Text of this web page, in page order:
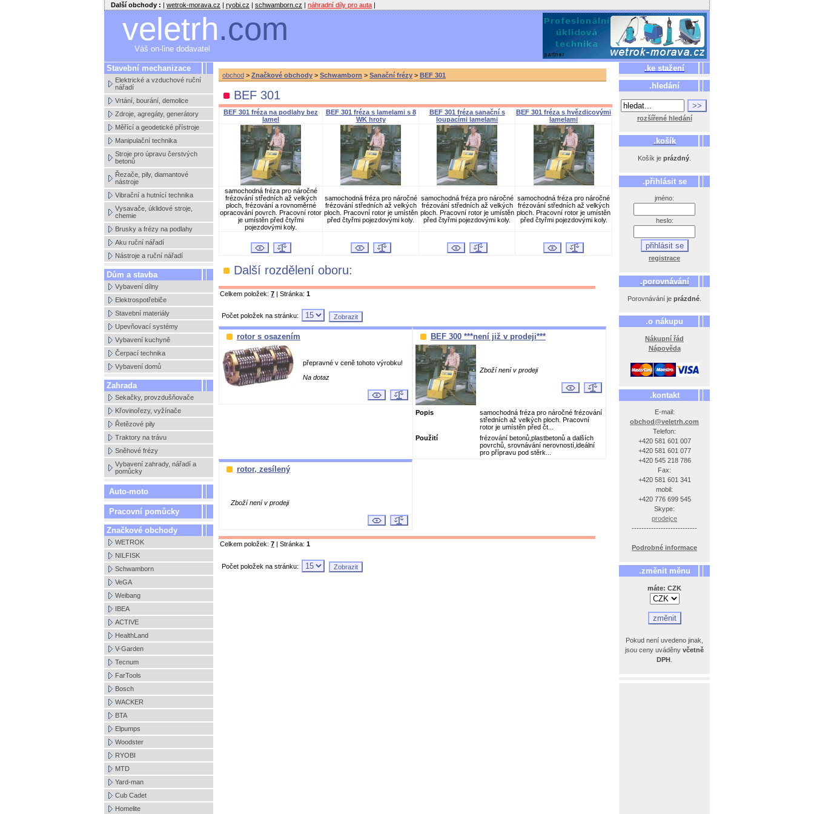
Další obchody : | wetrok-morava.cz | ryobi.cz | schwamborn.cz | náhradní díly pro auta |
veletrh.com
Váš on-line dodavatel
Stavební mechanizace
Elektrické a vzduchové ruční
nářadí
Vrtání, bourání, demolice
Zdroje, agregáty, generátory
Měřící a geodetické přístroje
Manipulační technika
Stroje pro úpravu čerstvých
betonů
Řezače, pily, diamantové
nástroje
Vibrační a hutnící technika
Vysavače, úklidové stroje,
chemie
Brusky a frézy na podlahy
Aku ruční nářadí
Nástroje a ruční nářadí
Dům a stavba
Vybavení dílny
Elektrospotřebiče
Stavební materiály
Upevňovací systémy
Vybavení kuchyně
Čerpací technika
Vybavení domů
Zahrada
Sekačky, provzdušňovače
Křovinořezy, vyžínače
Řetězové pily
Traktory na trávu
Sněhové frézy
Vybavení zahrady, nářadí a
pomůcky
Auto-moto
Pracovní pomůcky
Značkové obchody
WETROK
NILFISK
Schwamborn
VeGA
Weibang
IBEA
ACTIVE
HealthLand
V-Garden
Tecnum
FarTools
Bosch
WACKER
BTA
Elpumps
Woodster
RYOBI
MTD
Yard-man
Cub Cadet
Homelite
.ke stažení
.hledání
rozšířené hledání
.košík
Košík je prázdný
.přihlásit se
jméno:
heslo:
registrace
.porovnávání
Porovnávání je prázdné
.o nákupu
Nákupní řád
Nápověda
.kontakt
E-mail:
obchod@veletrh.com
Telefon:
+420 581 601 007
+420 581 601 077
+420 545 218 786
Fax:
+420 581 601 341
mobil:
+420 776 699 545
Skype:
prodejce
---------------------------
Podrobné informace
.změnit měnu
máte: CZK
Pokud není uvedeno jinak,
jsou ceny uváděny včetně
DPH
obchod > Značkové obchody > Schwamborn > Sanační frézy > BEF 301
BEF 301
BEF 301 fréza na podlahy bez
lamel
BEF 301 fréza s lamelami s 8
WK hroty
BEF 301 fréza sanační s
loupacími lamelami
BEF 301 fréza s hvězdicovými
lamelami
samochodná fréza pro náročné
frézování středních až velkých
ploch, frézování a rovnoměrné
opracování povrch. Pracovní rotor
je umístěn před čtyřmi
pojezdovými koly.
samochodná fréza pro náročné
frézování středních až velkých
ploch. Pracovní rotor je umístěn
před čtyřmi pojezdovými koly.
samochodná fréza pro náročné
frézování středních až velkých
ploch. Pracovní rotor je umístěn
před čtyřmi pojezdovými koly.
samochodná fréza pro náročné
frézování středních až velkých
ploch. Pracovní rotor je umístěn
před čtyřmi pojezdovými koly.
Další rozdělení oboru:
Celkem položek: 7 | Stránka: 1
Počet položek na stránku:
rotor s osazením
přepravné v ceně tohoto výrobku!
Na dotaz
BEF 300 ***není již v prodeji***
Zboží není v prodeji
Popis
samochodná fréza pro náročné frézování
středních až velkých ploch. Pracovní
rotor je umístěn před čt...
Použití
frézování betonů,plastbetonů a dalších
povrchů, srovnávání nerovností,ideální
pro přípravu pod stěrk...
rotor, zesílený
Zboží není v prodeji
Celkem položek: 7 | Stránka: 1
Počet položek na stránku: